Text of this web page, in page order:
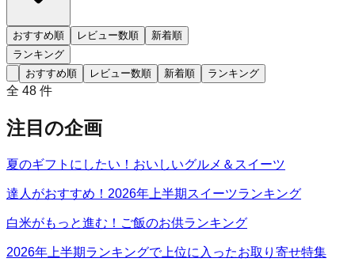
おすすめ順 レビュー数順
新着順
ランキング
おすすめ順
レビュー数順 新着順 ランキング
全 48 件
注目の企画
夏のギフトにしたい！おいしいグルメ＆スイーツ
達人がおすすめ！2026年上半期スイーツランキング
白米がもっと進む！ご飯のお供ランキング
2026年上半期ランキングで上位に入ったお取り寄せ特集